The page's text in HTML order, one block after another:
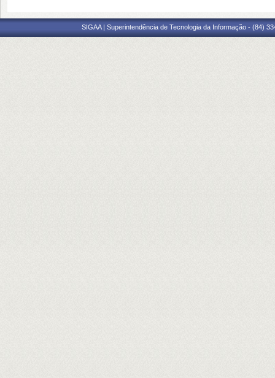
SIGAA | Superintendência de Tecnologia da Informação - (84)